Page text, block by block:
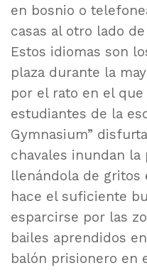
en bosnio o
casas al otro lado
Estos idiomas son
plaza durante la
por el rato en el que
estudiantes de la
Gymnasium”
chavales inundan la
llenándola de gritos
hace el suficiente
esparcirse por las
bailes aprendidos
balón prisionero en